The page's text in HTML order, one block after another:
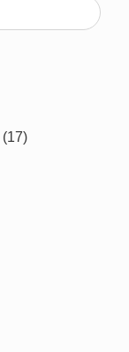
(17)